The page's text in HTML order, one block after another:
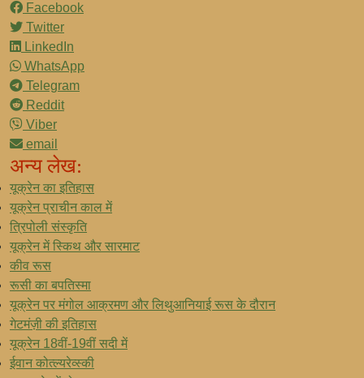
Facebook
Twitter
LinkedIn
WhatsApp
Telegram
Reddit
Viber
email
अन्य लेख:
यूक्रेन का इतिहास
यूक्रेन प्राचीन काल में
त्रिपोली संस्कृति
यूक्रेन में स्किथ और सारमाट
कीव रूस
रूसी का बपतिस्मा
यूक्रेन पर मंगोल आक्रमण और लिथुआनियाई रूस के दौरान
गेटमंज़ी की इतिहास
यूक्रेन 18वीं-19वीं सदी में
ईवान कोत्ल्यरेव्स्की